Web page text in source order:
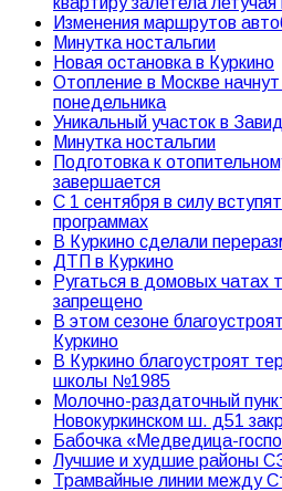
Изменения маршрутов
Минутка ностальгии
Новая остановка в Куркино
Отопление в Москве
понедельника
Уникальный участок в
Минутка ностальгии
Подготовка к
завершается
С 1 сентября в силу
программах
В Куркино сделали
ДТП в Куркино
Ругаться в домовых чатах
запрещено
В этом сезоне
Куркино
В Куркино благоустроят
школы №1985
Молочно-раздаточный
Новокуркинском ш. д51
Бабочка «Медведица-
Лучшие и худшие районы
Трамвайные линии между